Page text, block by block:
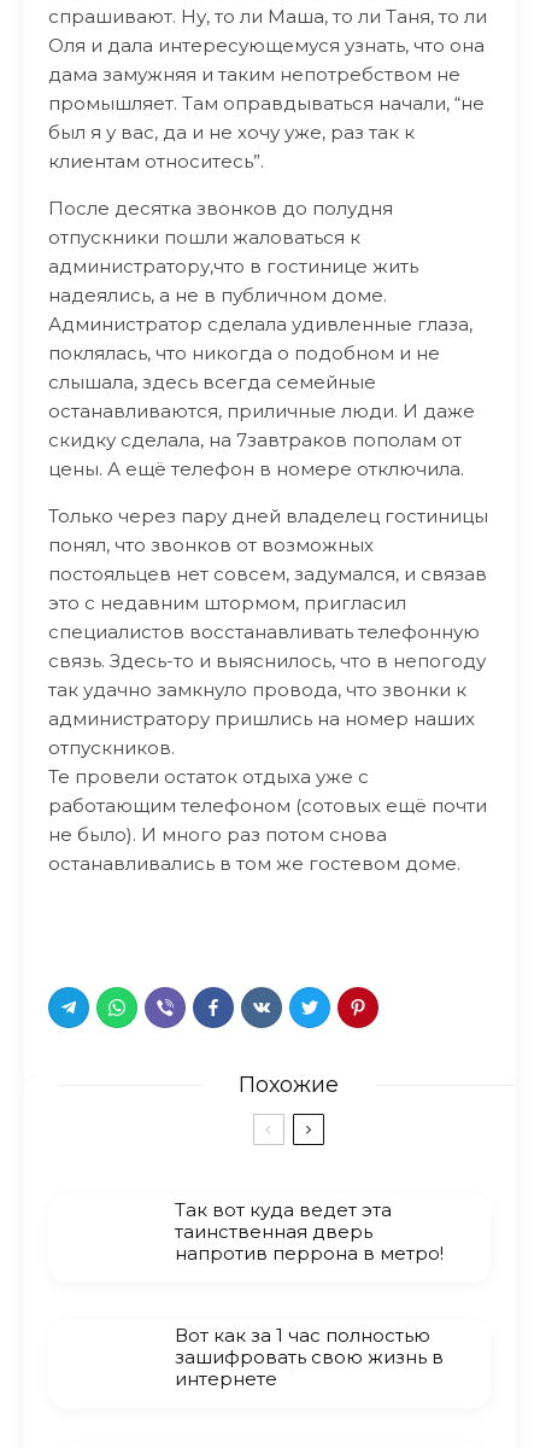
спрашивают. Ну, то ли Маша, то ли Таня, то ли
Оля и дала интересующемуся узнать, что она
дама замужняя и таким непотребством не
промышляет. Там оправдываться начали, “не
был я у вас, да и не хочу уже, раз так к
клиентам относитесь”.
После десятка звонков до полудня
отпускники пошли жаловаться к
администратору,что в гостинице жить
надеялись, а не в публичном доме.
Администратор сделала удивленные глаза,
поклялась, что никогда о подобном и не
слышала, здесь всегда семейные
останавливаются, приличные люди. И даже
скидку сделала, на 7завтраков пополам от
цены. А ещё телефон в номере отключила.
Только через пару дней владелец гостиницы
понял, что звонков от возможных
постояльцев нет совсем, задумался, и связав
это с недавним штормом, пригласил
специалистов восстанавливать телефонную
связь. Здесь-то и выяснилось, что в непогоду
так удачно замкнуло провода, что звонки к
администратору пришлись на номер наших
отпускников.
Те провели остаток отдыха уже с
работающим телефоном (сотовых ещё почти
не было). И много раз потом снова
останавливались в том же гостевом доме.
Похожие
Так вот куда ведет эта
таинственная дверь
напротив перрона в метро!
Вот как за 1 час полностью
зашифровать свою жизнь в
интернете